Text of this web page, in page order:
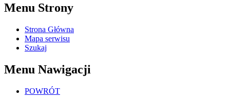
Menu Strony
Strona Główna
Mapa serwisu
Szukaj
Menu Nawigacji
POWRÓT